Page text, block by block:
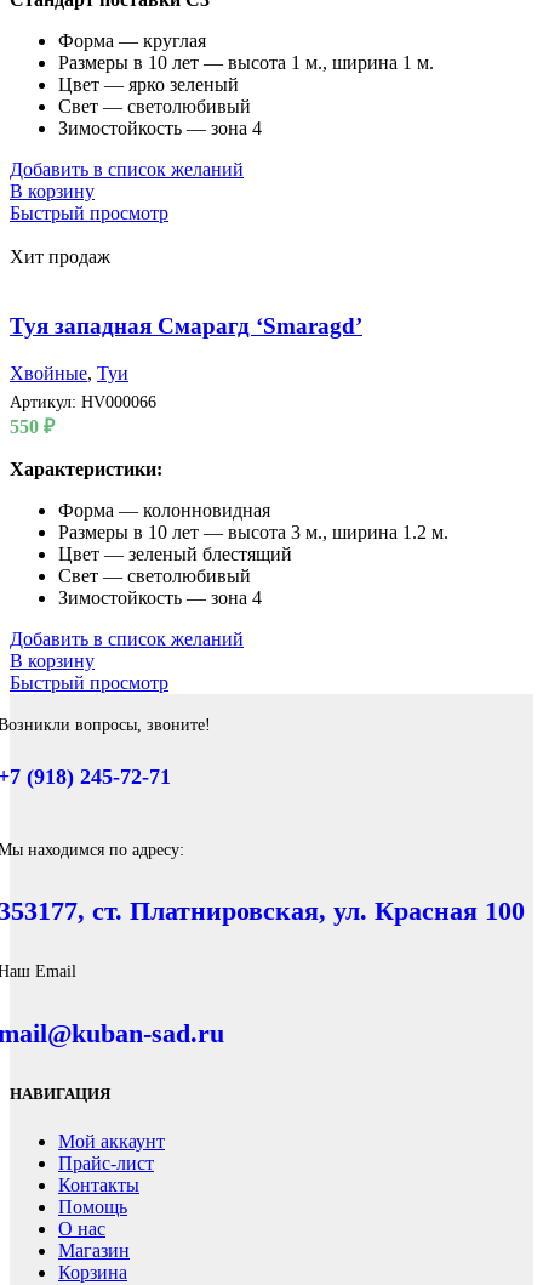
Форма — круглая
Размеры в 10 лет — высота 1 м., ширина 1 м.
Цвет — ярко зеленый
Свет — светолюбивый
Зимостойкость — зона 4
Добавить в список желаний
В корзину
Быстрый просмотр
Хит продаж
Туя западная Смарагд ‘Smaragd’
Хвойные, Туи
Артикул: HV000066
550 ₽
Характеристики:
Форма — колонновидная
Размеры в 10 лет — высота 3 м., ширина 1.2 м.
Цвет — зеленый блестящий
Свет — светолюбивый
Зимостойкость — зона 4
Добавить в список желаний
В корзину
Быстрый просмотр
вопросы, звоните!
(918) 245-72-71
находимся по адресу:
ст. Платнировская, ул. Красная 100
Email
sad.ru
НАВИГАЦИЯ
Мой аккаунт
Прайс-лист
Контакты
Помощь
О нас
Магазин
Корзина